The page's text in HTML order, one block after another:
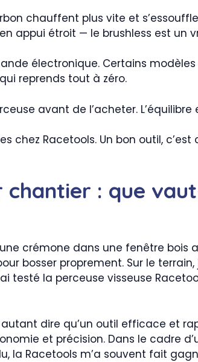
chauffent plus vite et
appui étroit — le brushless est un
électronique. Certains
reprends tout à zéro.
avant de l’acheter.
Racetools. Un bon outil,
chantier : que
crémone dans une fenêtre bois
bosser proprement. Sur le
testé la perceuse visseuse
autant dire qu’un outil efficace et
et précision. Dans le cadre
la Racetools m’a souvent fait